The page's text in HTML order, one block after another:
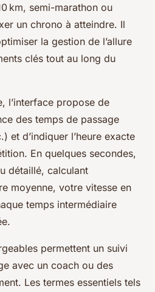
km, semi-marathon ou
un chrono à atteindre. Il
la gestion de l’allure
clés tout au long du
l’interface propose de
des temps de passage
et d’indiquer l’heure exacte
En quelques secondes,
détaillé, calculant
moyenne, votre vitesse en
temps intermédiaire
permettent un suivi
avec un coach ou des
Les termes essentiels tels